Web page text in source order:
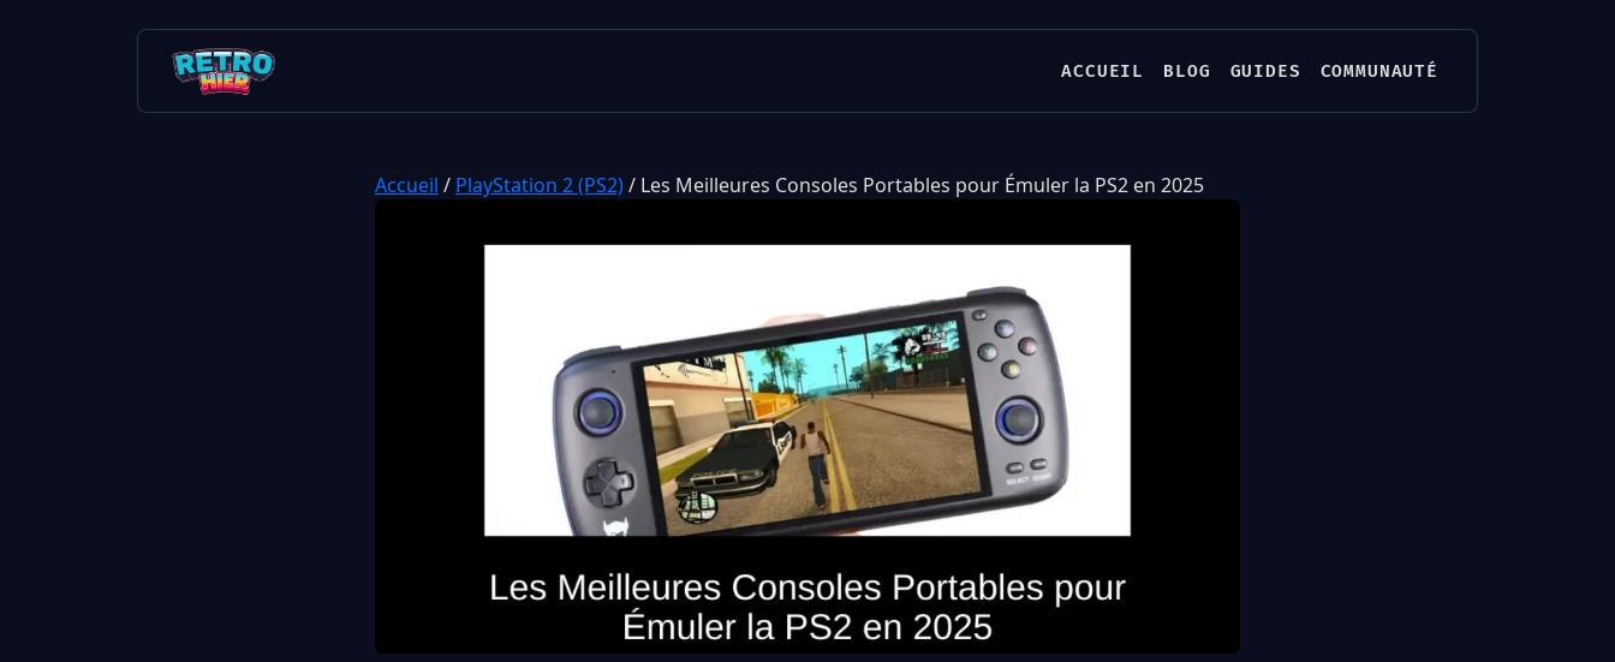
ACCUEIL BLOG GUIDES COMMUNAUTÉ
Accueil / PlayStation 2 (PS2)/ Les Meilleures Consoles Portables pour Émuler la PS2 en 2025